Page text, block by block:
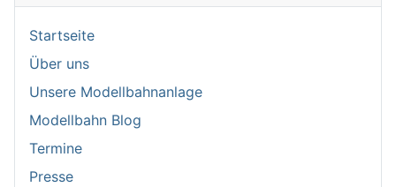
Startseite
Über uns
Unsere Modellbahnanlage
Modellbahn Blog
Termine
Presse